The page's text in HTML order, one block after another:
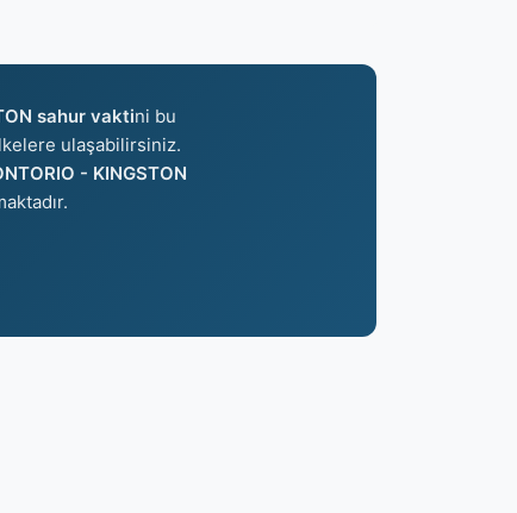
sahur vaktini bu
ulaşabilirsiniz.
- KINGSTON